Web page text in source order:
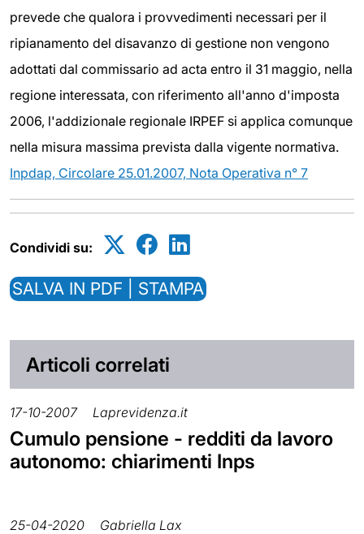
prevede che qualora i provvedimenti necessari per il
ripianamento del disavanzo di gestione non vengono
adottati dal commissario ad acta entro il 31 maggio, nella
regione interessata, con riferimento all'anno d'imposta
2006, l'addizionale regionale IRPEF si applica comunque
nella misura massima prevista dalla vigente normativa.
Inpdap, Circolare 25.01.2007, Nota Operativa n° 7
Condividi su:
SALVA IN PDF | STAMPA
Articoli correlati
17-10-2007 Laprevidenza.it
Cumulo pensione - redditi da lavoro
autonomo: chiarimenti Inps
25-04-2020 Gabriella Lax